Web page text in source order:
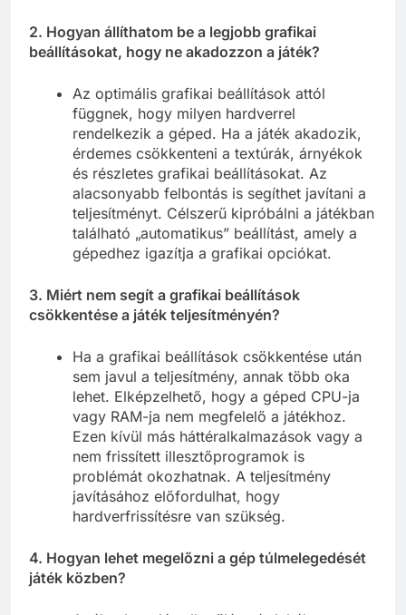
2. Hogyan állíthatom be a legjobb grafikai
beállításokat, hogy ne akadozzon a játék?
Az optimális grafikai beállítások attól
függnek, hogy milyen hardverrel
rendelkezik a géped. Ha a játék akadozik,
érdemes csökkenteni a textúrák, árnyékok
és részletes grafikai beállításokat. Az
alacsonyabb felbontás is segíthet javítani a
teljesítményt. Célszerű kipróbálni a játékban
található „automatikus” beállítást, amely a
gépedhez igazítja a grafikai opciókat.
3. Miért nem segít a grafikai beállítások
csökkentése a játék teljesítményén?
Ha a grafikai beállítások csökkentése után
sem javul a teljesítmény, annak több oka
lehet. Elképzelhető, hogy a géped CPU-ja
vagy RAM-ja nem megfelelő a játékhoz.
Ezen kívül más háttéralkalmazások vagy a
nem frissített illesztőprogramok is
problémát okozhatnak. A teljesítmény
javításához előfordulhat, hogy
hardverfrissítésre van szükség.
4. Hogyan lehet megelőzni a gép túlmelegedését
játék közben?